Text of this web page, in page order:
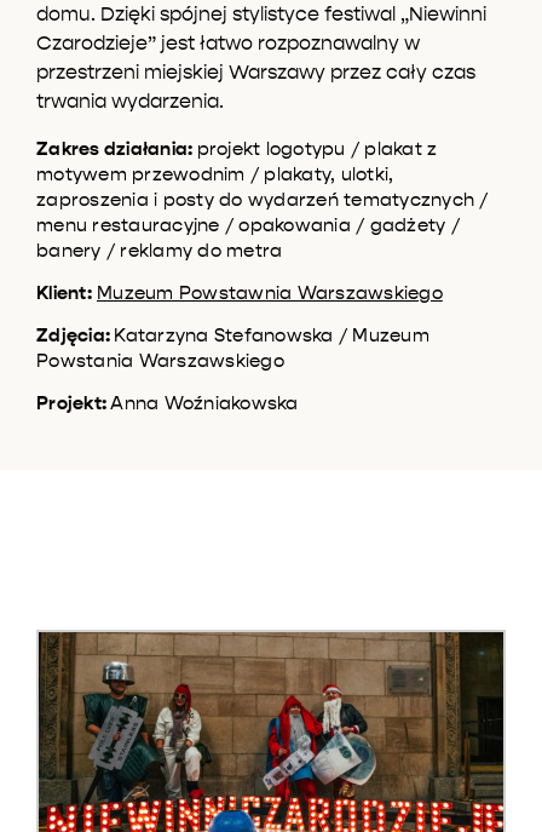
domu. Dzięki spójnej stylistyce festiwal „Niewinni
Czarodzieje” jest łatwo rozpoznawalny w
przestrzeni miejskiej Warszawy przez cały czas
trwania wydarzenia.
Zakres działania: projekt logotypu / plakat z
motywem przewodnim / plakaty, ulotki,
zaproszenia i posty do wydarzeń tematycznych /
menu restauracyjne / opakowania / gadżety /
banery / reklamy do metra
Klient: Muzeum Powstawnia Warszawskiego
Zdjęcia: Katarzyna Stefanowska / Muzeum
Powstania Warszawskiego
Projekt:Anna Woźniakowska